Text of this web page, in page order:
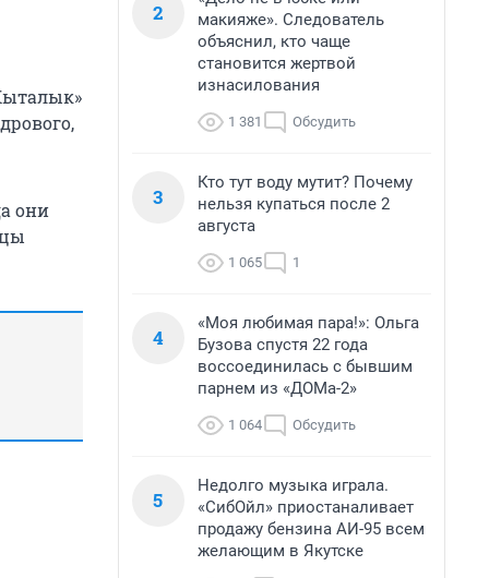
они
2
макияже». Следователь
объяснил, кто чаще
становится жертвой
изнасилования
1 381 Обсудить
3
Кто тут воду мутит? Почему
нельзя купаться после 2
августа
1 065 1
4
«Моя любимая пара!»: Ольга
Бузова спустя 22 года
воссоединилась с бывшим
парнем из «ДОМа-2»
1 064 Обсудить
5
Недолго музыка играла.
«СибОйл» приостаналивает
продажу бензина АИ-95 всем
желающим в Якутске